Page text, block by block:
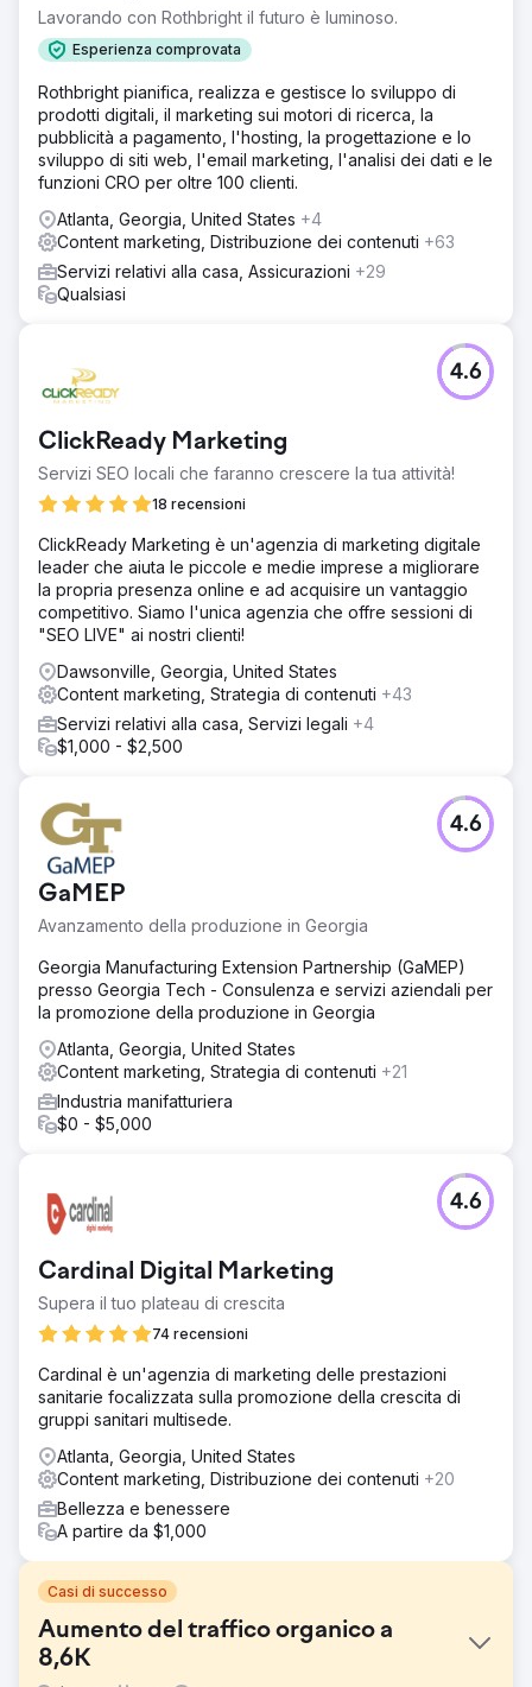
Lavorando con Rothbright il futuro è luminoso.
Esperienza comprovata
Rothbright pianifica, realizza e gestisce lo sviluppo di
prodotti digitali, il marketing sui motori di ricerca, la
pubblicità a pagamento, l'hosting, la progettazione e lo
sviluppo di siti web, l'email marketing, l'analisi dei dati e le
funzioni CRO per oltre 100 clienti.
Atlanta, Georgia, United States +4
Content marketing, Distribuzione dei contenuti +63
Servizi relativi alla casa, Assicurazioni +29
Qualsiasi
ClickReady Marketing
Servizi SEO locali che faranno crescere la tua attività!
18 recensioni
4.6
ClickReady Marketing è un'agenzia di marketing digitale
leader che aiuta le piccole e medie imprese a migliorare
la propria presenza online e ad acquisire un vantaggio
competitivo. Siamo l'unica agenzia che offre sessioni di
"SEO LIVE" ai nostri clienti!
Dawsonville, Georgia, United States
Content marketing, Strategia di contenuti +43
Servizi relativi alla casa, Servizi legali +4
$1,000 - $2,500
GaMEP
Avanzamento della produzione in Georgia
4.6
Georgia Manufacturing Extension Partnership (GaMEP)
presso Georgia Tech - Consulenza e servizi aziendali per
la promozione della produzione in Georgia
Atlanta, Georgia, United States
Content marketing, Strategia di contenuti +21
Industria manifatturiera
$0 - $5,000
Cardinal Digital Marketing
Supera il tuo plateau di crescita
74 recensioni
4.6
Cardinal è un'agenzia di marketing delle prestazioni
sanitarie focalizzata sulla promozione della crescita di
gruppi sanitari multisede.
Atlanta, Georgia, United States
Content marketing, Distribuzione dei contenuti +20
Bellezza e benessere
A partire da $1,000
Casi di successo
Aumento del traffico organico a
8,6K